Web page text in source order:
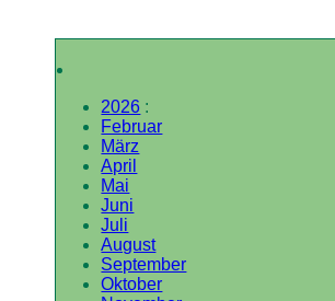
2026 :
Februar
März
April
Mai
Juni
Juli
August
September
Oktober